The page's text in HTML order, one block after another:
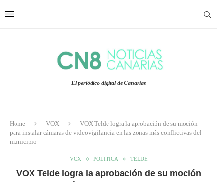
El periódico digital de Canarias
Home VOX
VOX Telde logra la aprobación de su moción
para instalar cámaras de videovigilancia en las zonas más conflictivas del
municipio
VOX POLÍTICA TELDE
VOX Telde logra la aprobación de su moción